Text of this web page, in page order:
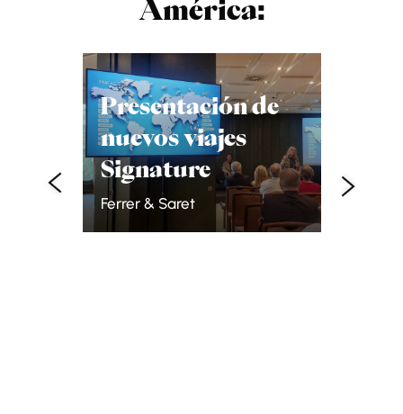
América:
Presentación de
nuevos viajes
Signature
Ferrer & Saret Rafa B.